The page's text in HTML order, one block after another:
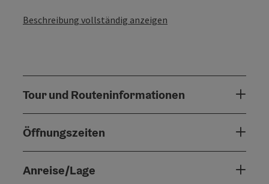
Beschreibung vollständig anzeigen
Tour und Routeninformationen
Öffnungszeiten
Anreise/Lage